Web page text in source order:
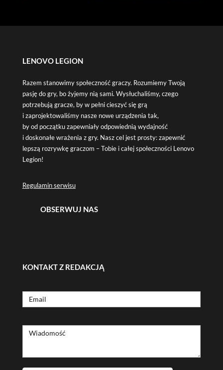
LENOVO LEGION
Razem stanowimy społeczność graczy. Rozumiemy Twoją
pasję do gry, bo żyjemy nią sami. Wysłuchaliśmy, czego
potrzebują gracze, by w pełni cieszyć się grą
i zaprojektowaliśmy nasze nowe urządzenia tak,
by od początku zapewniały odpowiednią wydajność
i doskonałe wrażenia z gry. Nasz cel jest prosty: zapewnić
lepszą rozrywkę graczom – Tobie i całej społeczności Lenovo
Legion!
Regulamin serwisu
OBSERWUJ NAS
KONTAKT Z REDAKCJĄ
kontaktowy
Email
Wiadomość